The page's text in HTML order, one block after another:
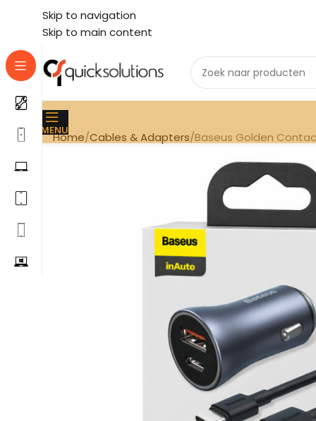
Skip to navigation
Skip to main content
MENU
Home Cables & Adapters Baseus Golden